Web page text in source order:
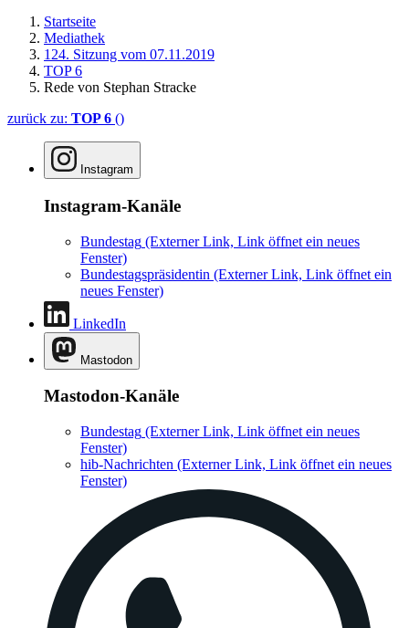
Startseite
Mediathek
124. Sitzung vom 07.11.2019
TOP 6
Rede von Stephan Stracke
zurück zu: TOP 6 ()
Instagram
Instagram-Kanäle
Bundestag (Externer Link, Link öffnet ein neues
Fenster)
Bundestagspräsidentin (Externer Link, Link öffnet ein
neues Fenster)
LinkedIn
Mastodon
Mastodon-Kanäle
Bundestag (Externer Link, Link öffnet ein neues
Fenster)
hib-Nachrichten (Externer Link, Link öffnet ein neues
Fenster)